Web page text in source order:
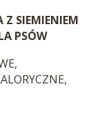
Z SIEMIENIEM
PSÓW